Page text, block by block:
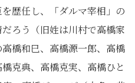
歴任し、「ダルマ宰相」の
ろう（旧姓は川村で高橋家
橋和巳、高橋源一郎、高橋
克典、高橋克実、高橋ひと